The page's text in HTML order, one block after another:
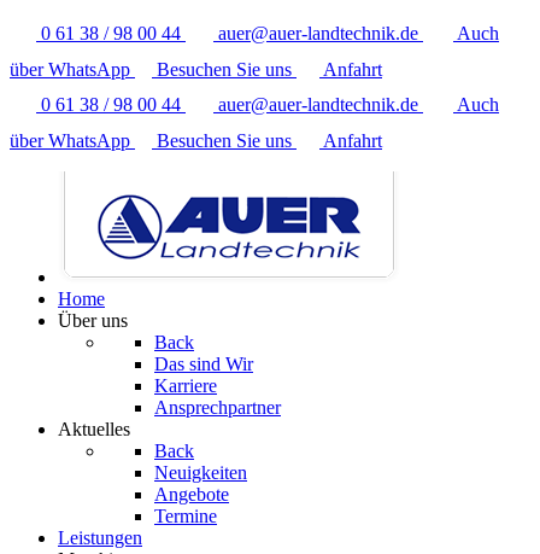
0 61 38 / 98 00 44 auer@auer-landtechnik.de
Auch
über WhatsApp
Besuchen Sie uns
Anfahrt
0 61 38 / 98 00 44
auer@auer-landtechnik.de
Auch
über WhatsApp
Besuchen Sie uns Anfahrt
Home
Über uns
Back
Das sind Wir
Karriere
Ansprechpartner
Aktuelles
Back
Neuigkeiten
Angebote
Termine
Leistungen